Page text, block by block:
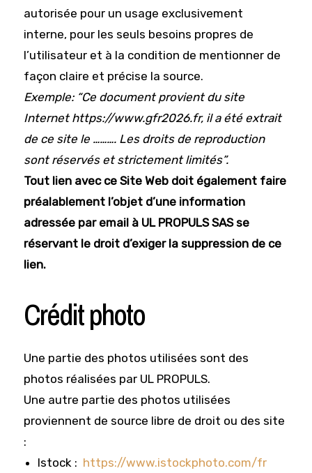
autorisée pour un usage exclusivement
interne, pour les seuls besoins propres de
l’utilisateur et à la condition de mentionner de
façon claire et précise la source.
Exemple: “Ce document provient du site
Internet https://www.gfr2026.fr, il a été extrait
de ce site le ………. Les droits de reproduction
sont réservés et strictement limités”.
Tout lien avec ce Site Web doit également faire
préalablement l’objet d’une information
adressée par email à UL PROPULS SAS se
réservant le droit d’exiger la suppression de ce
lien.
Crédit photo
Une partie des photos utilisées sont des
photos réalisées par UL PROPULS.
Une autre partie des photos utilisées
proviennent de source libre de droit ou des site
:
Istock : https://www.istockphoto.com/fr